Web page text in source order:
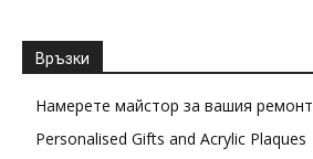
Връзки
Намерете майстор за вашия ремонт
Personalised Gifts and Acrylic Plaques